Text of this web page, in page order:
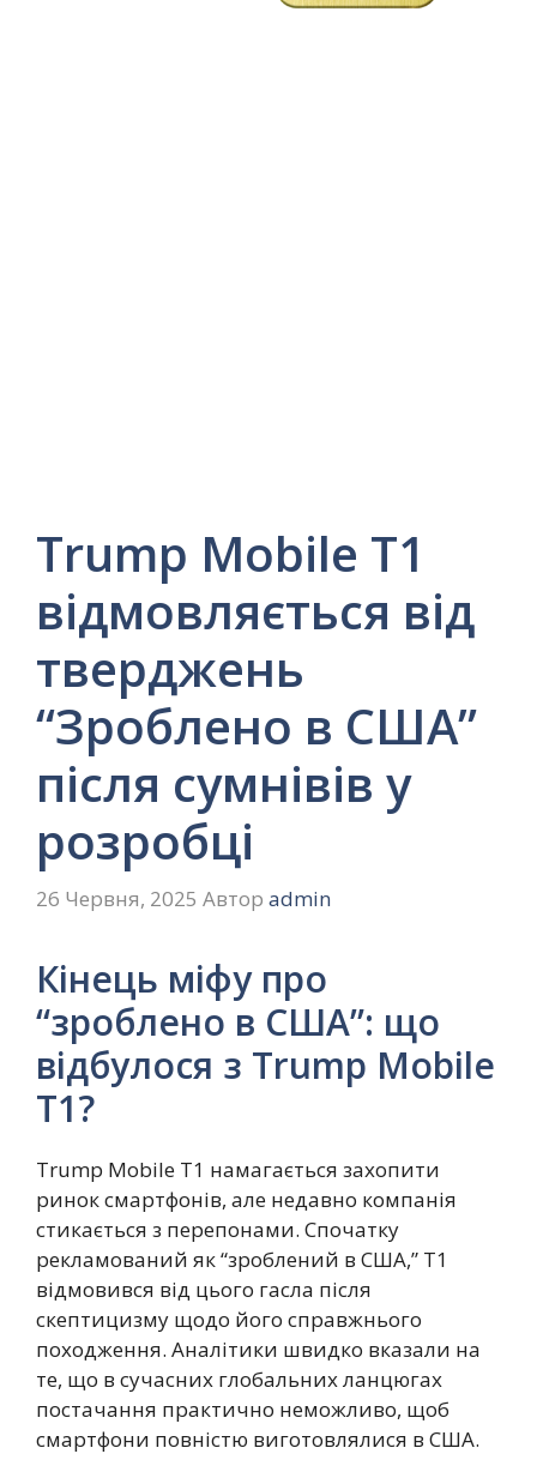
Trump Mobile T1
відмовляється від
тверджень
“Зроблено в США”
після сумнівів у
розробці
26 Червня, 2025 Автор admin
Кінець міфу про
“зроблено в США”: що
відбулося з Trump Mobile
T1?
Trump Mobile T1 намагається захопити
ринок смартфонів, але недавно компанія
стикається з перепонами. Спочатку
рекламований як “зроблений в США,” T1
відмовився від цього гасла після
скептицизму щодо його справжнього
походження. Аналітики швидко вказали на
те, що в сучасних глобальних ланцюгах
постачання практично неможливо, щоб
смартфони повністю виготовлялися в США.